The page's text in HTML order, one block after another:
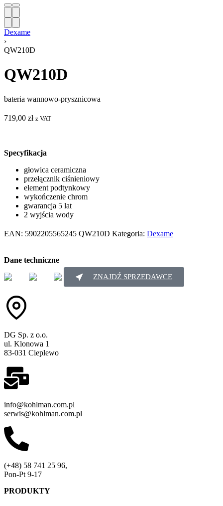
Dexame
›
QW210D
QW210D
bateria wannowo-prysznicowa
719,00 zł z VAT
Specyfikacja
głowica ceramiczna
przełącznik ciśnieniowy
element podtynkowy
wykończenie chrom
gwarancja 5 lat
2 wyjścia wody
EAN: 5902205565245 QW210D Kategoria: Dexame
Dane techniczne
ZNAJDŹ SPRZEDAWCE
DG Sp. z o.o.
ul. Klonowa 1
83-031 Cieplewo
info@kohlman.com.pl
serwis@kohlman.com.pl
(+48) 58 741 25 96,
Pon-Pt 9-17
PRODUKTY